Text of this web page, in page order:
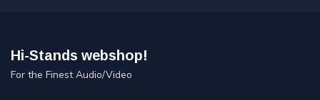
Hi-Stands webshop!
For the Finest Audio/Video